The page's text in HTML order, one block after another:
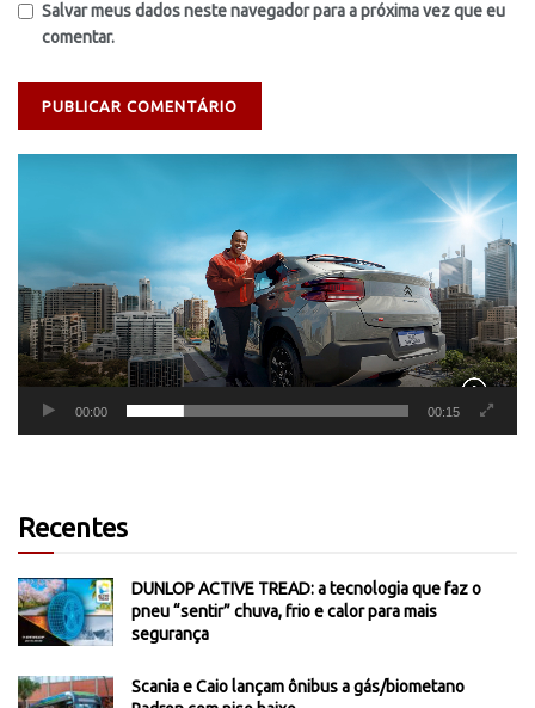
Salvar meus dados neste navegador para a próxima vez que eu
comentar.
00:00 00:15
Recentes
DUNLOP ACTIVE TREAD: a tecnologia que faz o
pneu “sentir” chuva, frio e calor para mais
segurança
Scania e Caio lançam ônibus a gás/biometano